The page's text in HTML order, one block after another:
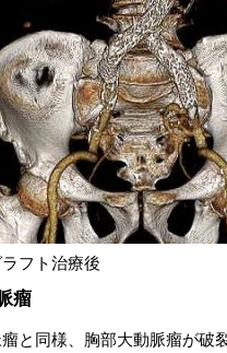
フト治療後
瘤
と同様、胸部大動脈瘤が破